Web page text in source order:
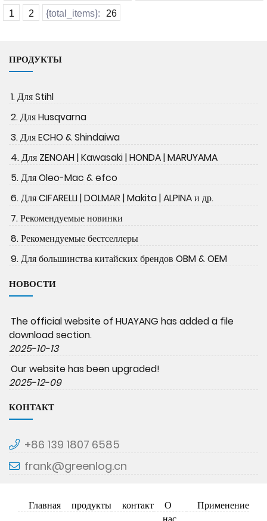
1 2 {total_items}: 26
ПРОДУКТЫ
1. Для Stihl
2. Для Husqvarna
3. Для ECHO & Shindaiwa
4. Для ZENOAH | Kawasaki | HONDA | MARUYAMA
5. Для Oleo-Mac & efco
6. Для CIFARELLI | DOLMAR | Makita | ALPINA и др.
7. Рекомендуемые новинки
8. Рекомендуемые бестселлеры
9. Для большинства китайских брендов OBM & OEM
НОВОСТИ
The official website of HUAYANG has added a file
download section.
2025-10-13
Our website has been upgraded!
2025-12-09
КОНТАКТ
+86 139 1807 6585
frank@greenlog.cn
Главная продукты контакт
О
Применение